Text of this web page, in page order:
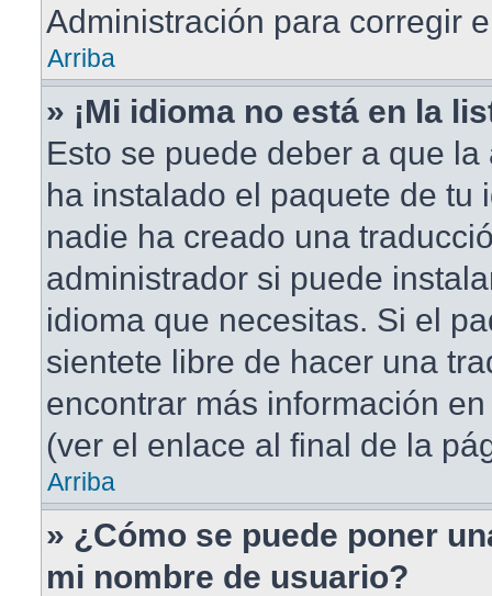
Administración para corregir
Arriba
» ¡Mi idioma no está en la
Esto se puede deber a que
ha instalado el paquete de tu
nadie ha creado una
administrador si puede
idioma que necesitas. Si el
sientete libre de hacer una
encontrar más información
(ver el enlace al final de la
Arriba
» ¿Cómo se puede poner
mi nombre de usuario?